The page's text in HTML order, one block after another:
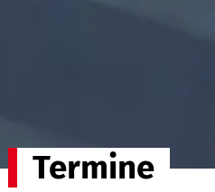
Termine